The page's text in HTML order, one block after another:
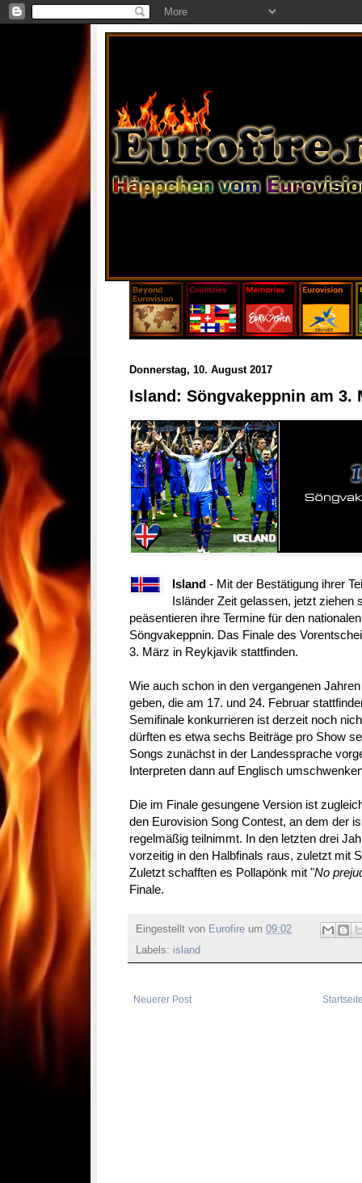
Donnerstag, 10. August 2017
Island: Söngvakeppnin am 3.
Island- Mit der Bestätigung ihrer
Isländer Zeit gelassen, jetzt ziehen
peäsentieren ihre Termine für den
Söngvakeppnin. Das Finale des
3. März in Reykjavik stattfinden.
Wie auch schon in den vergangenen
geben, die am 17. und 24. Februar
Semifinale konkurrieren ist derzeit noch
dürften es etwa sechs Beiträge pro Show
Songs zunächst in der Landessprache
Interpreten dann auf Englisch
Die im Finale gesungene Version ist
den Eurovision Song Contest, an dem der
regelmäßig teilnimmt. In den letzten drei
vorzeitig in den Halbfinals raus, zuletzt mit
Zuletzt schafften es Pollapönk mit "No
Finale.
Eingestellt von Eurofire um 09:02
Labels: island
Neuerer Post